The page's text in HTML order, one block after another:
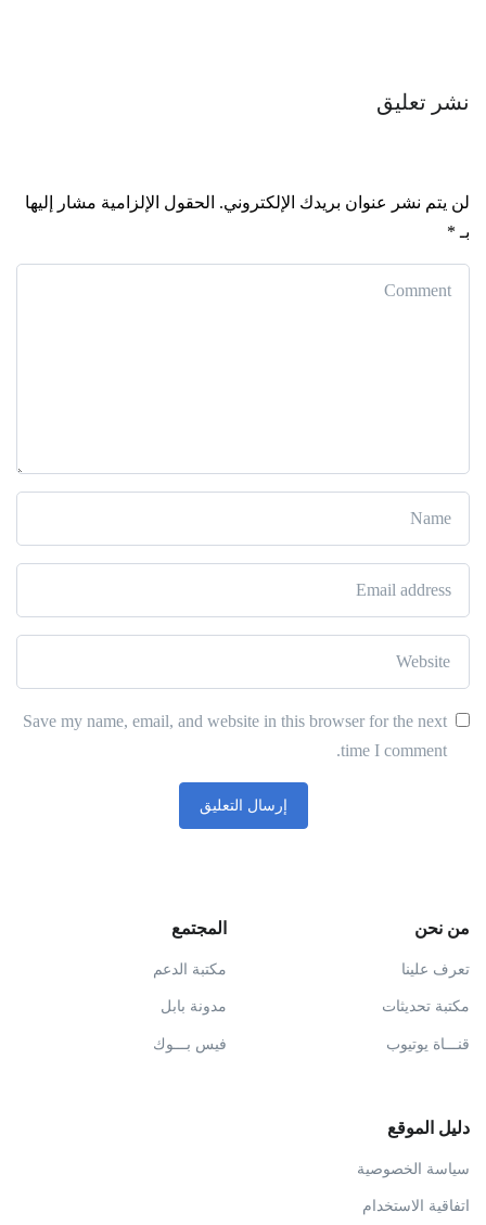
نشر تعليق
لن يتم نشر عنوان بريدك الإلكتروني. الحقول الإلزامية مشار إليها
بـ *
Save my name, email, and website in this browser for the next
time I comment.
من نحن
تعرف علينا
مكتبة تحديثات
قنـــاة يوتيوب
المجتمع
مكتبة الدعم
مدونة بابل
فيس بـــوك
دليل الموقع
سياسة الخصوصية
اتفاقية الاستخدام